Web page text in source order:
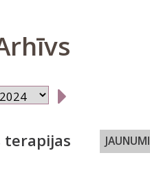
JAUNUMI
terapijas